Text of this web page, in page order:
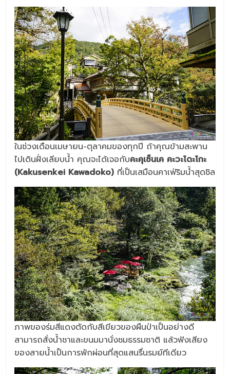
ในช่วงเดือนเมษายน-ตุลาคมของทุกปี ถ้าคุณข้ามสะพาน
ไปเดินฝั่งเลียบน้ำ คุณจะได้เจอกับคะคุเซ็นเค คะวะโดะโกะ
(Kakusenkei Kawadoko) ที่เป็นเสมือนคาเฟ่ริมน้ำสุดชิล
ภาพของร่มสีแดงตัดกับสีเขียวของผืนป่าเป็นอย่างดี
สามารถสั่งน้ำชาและขนมมานั่งชมธรรมชาติ แล้วฟังเสียง
ของสายน้ำเป็นการพักผ่อนที่สุดแสนรื่นรมย์ทีเดียว